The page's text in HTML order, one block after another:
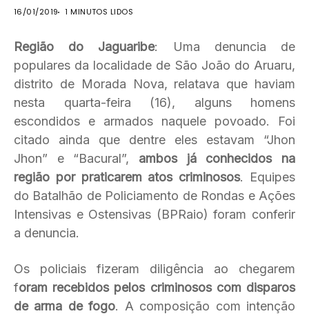
16/01/2019 1 MINUTOS LIDOS
Região do Jaguaribe: Uma denuncia de
populares da localidade de São João do Aruaru,
distrito de Morada Nova, relatava que haviam
nesta quarta-feira (16), alguns homens
escondidos e armados naquele povoado. Foi
citado ainda que dentre eles estavam “Jhon
Jhon” e “Bacural”, ambos já conhecidos na
região por praticarem atos criminosos. Equipes
do Batalhão de Policiamento de Rondas e Ações
Intensivas e Ostensivas (BPRaio) foram conferir
a denuncia.
Os policiais fizeram diligência ao chegarem
foram recebidos pelos criminosos com disparos
de arma de fogo. A composição com intenção